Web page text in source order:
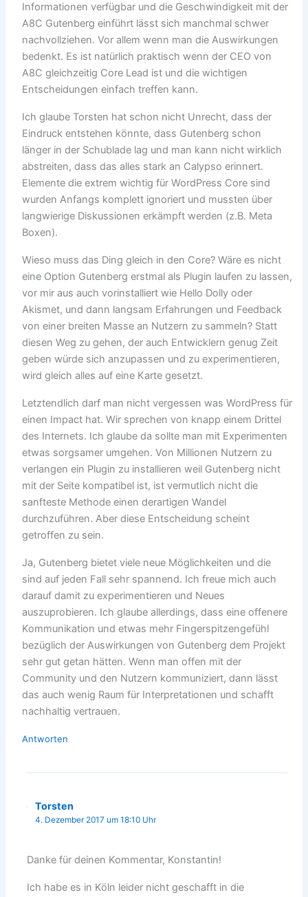
Informationen verfügbar und die Geschwindigkeit mit der
A8C Gutenberg einführt lässt sich manchmal schwer
nachvollziehen. Vor allem wenn man die Auswirkungen
bedenkt. Es ist natürlich praktisch wenn der CEO von
A8C gleichzeitig Core Lead ist und die wichtigen
Entscheidungen einfach treffen kann.
Ich glaube Torsten hat schon nicht Unrecht, dass der
Eindruck entstehen könnte, dass Gutenberg schon
länger in der Schublade lag und man kann nicht wirklich
abstreiten, dass das alles stark an Calypso erinnert.
Elemente die extrem wichtig für WordPress Core sind
wurden Anfangs komplett ignoriert und mussten über
langwierige Diskussionen erkämpft werden (z.B. Meta
Boxen).
Wieso muss das Ding gleich in den Core? Wäre es nicht
eine Option Gutenberg erstmal als Plugin laufen zu lassen,
vor mir aus auch vorinstalliert wie Hello Dolly oder
Akismet, und dann langsam Erfahrungen und Feedback
von einer breiten Masse an Nutzern zu sammeln? Statt
diesen Weg zu gehen, der auch Entwicklern genug Zeit
geben würde sich anzupassen und zu experimentieren,
wird gleich alles auf eine Karte gesetzt.
Letztendlich darf man nicht vergessen was WordPress für
einen Impact hat. Wir sprechen von knapp einem Drittel
des Internets. Ich glaube da sollte man mit Experimenten
etwas sorgsamer umgehen. Von Millionen Nutzern zu
verlangen ein Plugin zu installieren weil Gutenberg nicht
mit der Seite kompatibel ist, ist vermutlich nicht die
sanfteste Methode einen derartigen Wandel
durchzuführen. Aber diese Entscheidung scheint
getroffen zu sein.
Ja, Gutenberg bietet viele neue Möglichkeiten und die
sind auf jeden Fall sehr spannend. Ich freue mich auch
darauf damit zu experimentieren und Neues
auszuprobieren. Ich glaube allerdings, dass eine offenere
Kommunikation und etwas mehr Fingerspitzengefühl
bezüglich der Auswirkungen von Gutenberg dem Projekt
sehr gut getan hätten. Wenn man offen mit der
Community und den Nutzern kommuniziert, dann lässt
das auch wenig Raum für Interpretationen und schafft
nachhaltig vertrauen.
Antworten
Torsten
4. Dezember 2017 um 18:10 Uhr
Danke für deinen Kommentar, Konstantin!
Ich habe es in Köln leider nicht geschafft in die